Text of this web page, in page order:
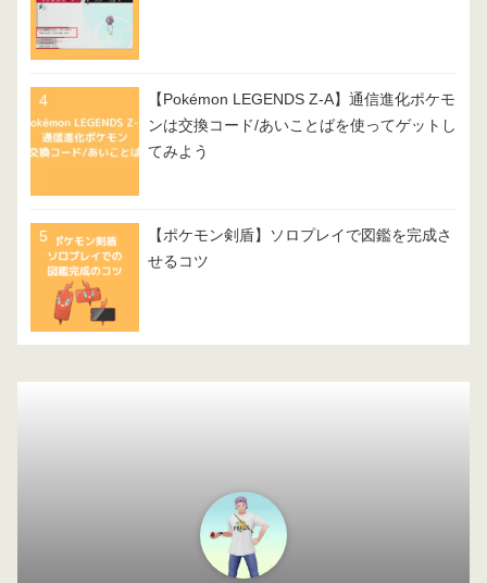
【Pokémon LEGENDS Z-A】通信進化ポケモ
ンは交換コード/あいことばを使ってゲットし
てみよう
【ポケモン剣盾】ソロプレイで図鑑を完成さ
せるコツ